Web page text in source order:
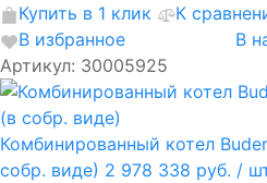
Купить в 1 клик
К
В избранное
В
Артикул: 30005925
Комбинированный котел
собр. виде) 2 978 338 руб. /